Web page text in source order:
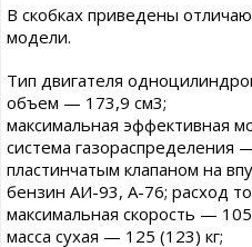
В скобках приведены
модели.
Тип двигателя
объем — 173,9 см3;
максимальная эффективная
система газораспределения
пластинчатым клапаном на
бензин АИ-93, А-76; расход
максимальная скорость —
масса сухая — 125 (123) кг;